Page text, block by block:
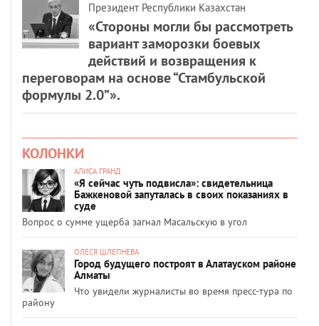
Президент Республики Казахстан
«Стороны могли бы рассмотреть
вариант заморозки боевых
действий и возвращения к
переговорам на основе “Стамбульской
формулы 2.0”».
КОЛОНКИ
АЛИСА ГРАНД
«Я сейчас чуть подвисла»: свидетельница
Бажкеновой запуталась в своих показаниях в
суде
Вопрос о сумме ущерба загнал Масальскую в угол
ОЛЕСЯ ШЛЕПНЕВА
Город будущего построят в Алатауском районе
Алматы
Что увидели журналисты во время пресс-тура по
району